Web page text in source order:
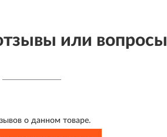
или вопросы
о данном товаре.